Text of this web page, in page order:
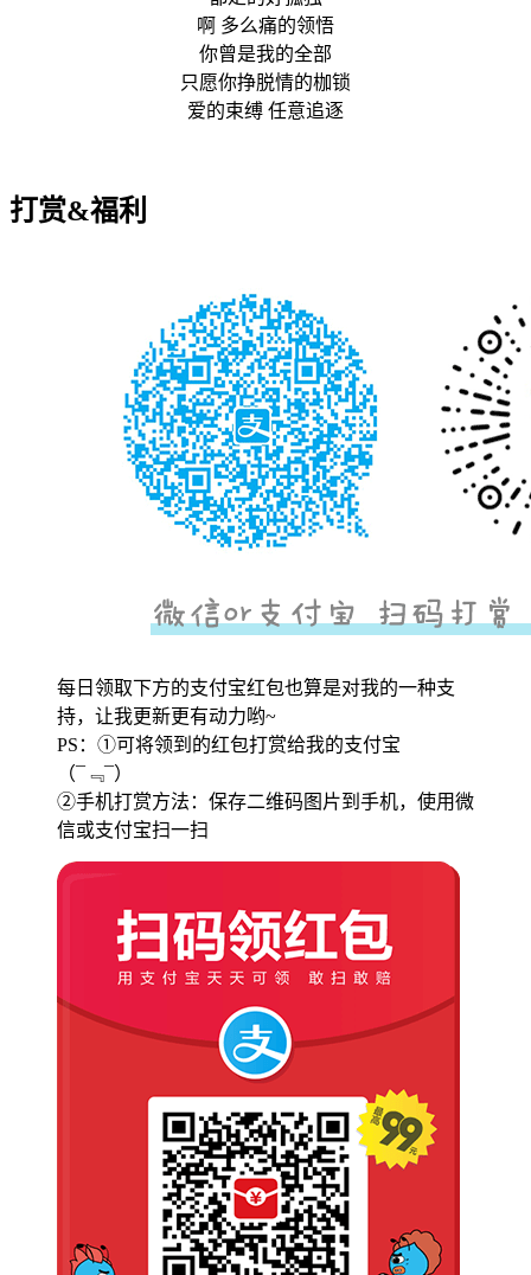
啊 多么痛的领悟
你曾是我的全部
只愿你挣脱情的枷锁
爱的束缚 任意追逐
打赏&福利
每日领取下方的支付宝红包也算是对我的一种支
持，让我更新更有动力哟~
PS：①可将领到的红包打赏给我的支付宝
（¯﹃¯）
②手机打赏方法：保存二维码图片到手机，使用微
信或支付宝扫一扫